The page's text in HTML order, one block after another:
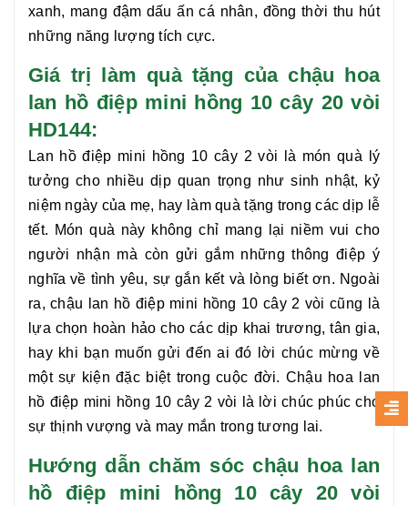
xanh, mang đậm dấu ấn cá nhân, đồng thời thu hút
những năng lượng tích cực.
Giá trị làm quà tặng của chậu hoa
lan hồ điệp mini hồng 10 cây 20 vòi
HD144:
Lan hồ điệp mini hồng 10 cây 2 vòi
là món quà lý
tưởng cho nhiều dịp quan trọng như sinh nhật, kỷ
niệm ngày của mẹ, hay làm quà tặng trong các dịp lễ
tết. Món quà này không chỉ mang lại niềm vui cho
người nhận mà còn gửi gắm những thông điệp ý
nghĩa về tình yêu, sự gắn kết và lòng biết ơn. Ngoài
ra, chậu
lan hồ điệp mini hồng 10 cây 2 vòi cũng là
lựa chọn hoàn hảo cho các dịp khai trương, tân gia,
hay khi bạn muốn gửi đến ai đó lời chúc mừng về
một sự kiện đặc biệt trong cuộc đời. Chậu hoa
lan
hồ điệp mini hồng 10 cây 2 vòi là lời chúc phúc cho
sự thịnh vượng và may mắn trong tương lai.
Hướng dẫn chăm sóc chậu hoa lan
hồ điệp mini hồng 10 cây 20 vòi